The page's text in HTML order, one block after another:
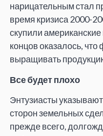
нарицательным стал
время кризиса 2000-
скупили
концов оказалось,
выращивать
Все будет плохо
Энтузиасты
сторон земельных
прежде всего,